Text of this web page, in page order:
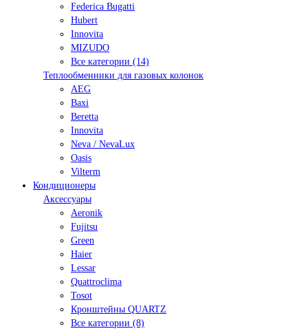
Federica Bugatti
Hubert
Innovita
MIZUDO
Все категории (14)
Теплообменники для газовых колонок
AEG
Baxi
Beretta
Innovita
Neva / NevaLux
Oasis
Vilterm
Кондиционеры
Аксессуары
Aeronik
Fujitsu
Green
Haier
Lessar
Quattroclima
Tosot
Кронштейны QUARTZ
Все категории (8)